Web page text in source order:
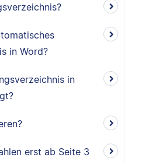
in Word?
in
erst ab Seite 3